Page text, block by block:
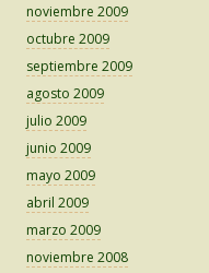
noviembre 2009
octubre 2009
septiembre 2009
agosto 2009
julio 2009
junio 2009
mayo 2009
abril 2009
marzo 2009
noviembre 2008